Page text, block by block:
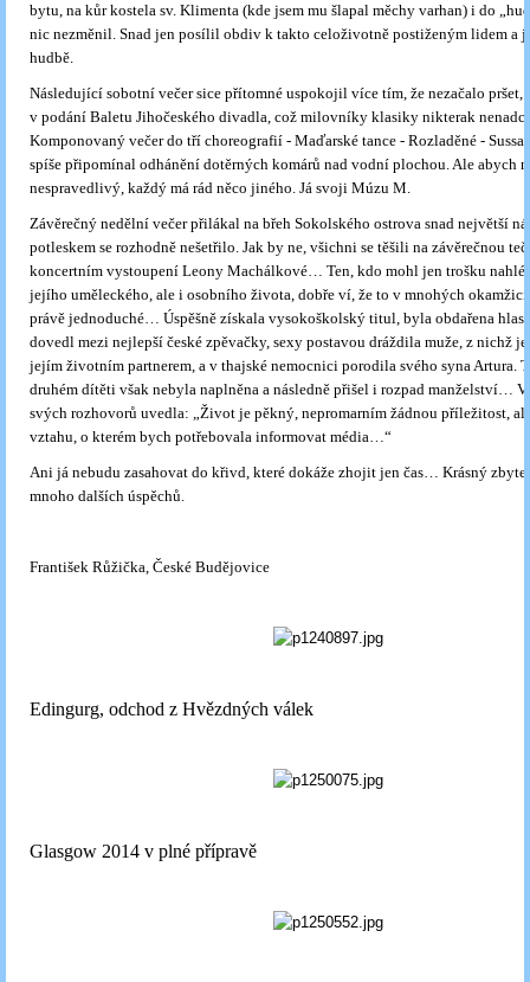
bytu, na kůr kostela sv. Klimenta (kde jsem mu šlapal měchy varhan) i do
nic nezměnil. Snad jen posílil obdiv k takto celoživotně postiženým lidem a
hudbě.
Následující sobotní večer sice přítomné uspokojil více tím, že nezačalo pršet,
v podání Baletu Jihočeského divadla, což milovníky klasiky nikterak
Komponovaný večer do tří choreografií - Maďarské tance - Rozladěné -
spíše připomínal odhánění dotěrných komárů nad vodní plochou. Ale abych
nespravedlivý, každý má rád něco jiného. Já svoji Múzu M.
Závěrečný nedělní večer přilákal na břeh Sokolského ostrova snad největší
potleskem se rozhodně nešetřilo. Jak by ne, všichni se těšili na závěrečnou
koncertním vystoupení Leony Machálkové… Ten, kdo mohl jen trošku
jejího uměleckého, ale i osobního života, dobře ví, že to v mnohých
právě jednoduché… Úspěšně získala vysokoškolský titul, byla obdařena
dovedl mezi nejlepší české zpěvačky, sexy postavou dráždila muže, z nichž
jejím životním partnerem, a v thajské nemocnici porodila svého syna Artura.
druhém dítěti však nebyla naplněna a následně přišel i rozpad manželství… V
svých rozhovorů uvedla: „Život je pěkný, nepromarním žádnou příležitost,
vztahu, o kterém bych potřebovala informovat média…“
Ani já nebudu zasahovat do křivd, které dokáže zhojit jen čas… Krásný
mnoho dalších úspěchů.
František Růžička, České Budějovice
Edingurg, odchod z Hvězdných válek
Glasgow 2014 v plné přípravě